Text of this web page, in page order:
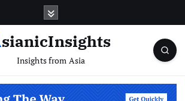
AsianicInsights
Insights from Asia